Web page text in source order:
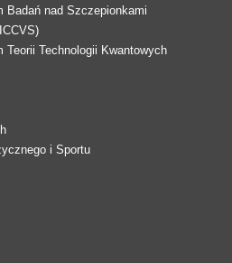
Badań nad Szczepionkami
Teorii Technologii Kwantowych
i Sportu